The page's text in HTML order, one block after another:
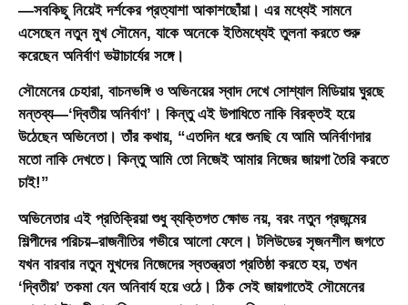
—সবকিছু নিয়েই দর্শকের প্রত্যাশা আকাশছোঁয়া। এর মধ্যেই সামনে
এসেছেন নতুন মুখ সৌমেন, যাকে অনেকে ইতিমধ্যেই তুলনা করতে শুরু
করেছেন অনির্বাণ ভট্টাচার্যের সঙ্গে।
সৌমেনের চেহারা, বাচনভঙ্গি ও অভিনয়ের স্বাদ দেখে সোশ্যাল মিডিয়ায় ঘুরছে
মন্তব্য—‘দ্বিতীয় অনির্বাণ’। কিন্তু এই উপাধিতে নাকি বিরক্তই হয়ে
উঠেছেন অভিনেতা। তাঁর কথায়, “এতদিন ধরে শুনছি যে আমি অনির্বাণদার
মতো নাকি দেখতে। কিন্তু আমি তো নিজেই আমার নিজের জায়গা তৈরি করতে
চাই!”
অভিনেতার এই প্রতিক্রিয়া শুধু ব্যক্তিগত ক্ষোভ নয়, বরং নতুন প্রজন্মের
শিল্পীদের পরিচয়–রাজনীতির গভীরে আলো ফেলে। টলিউডের সৃজনশীল জগতে
যখন বারবার নতুন মুখদের নিজেদের স্বতন্ত্রতা প্রতিষ্ঠা করতে হয়, তখন
‘দ্বিতীয়’ তকমা যেন অনিবার্য হয়ে ওঠে। ঠিক সেই জায়গাতেই সৌমেনের